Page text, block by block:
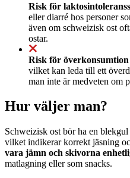
Risk för
eller diarré hos personer
även om schweizisk ost
ostar.
Risk för överkonsumtion
vilket kan leda till ett
man inte är medveten om
Hur väljer man?
Schweizisk ost bör ha en
vilket indikerar korrekt jäsning
vara jämn och skivorna
matlagning eller som snacks.